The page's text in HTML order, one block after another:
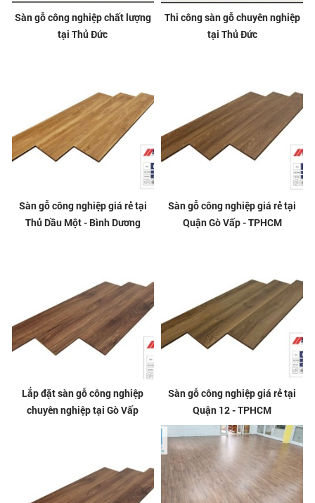
Sàn gỗ công nghiệp chất lượng
tại Thủ Đức
Thi công sàn gỗ chuyên nghiệp
tại Thủ Đức
Sàn gỗ công nghiệp giá rẻ tại
Thủ Dầu Một - Bình Dương
Sàn gỗ công nghiệp giá rẻ tại
Quận Gò Vấp - TPHCM
Lắp đặt sàn gỗ công nghiệp
chuyên nghiệp tại Gò Vấp
Sàn gỗ công nghiệp giá rẻ tại
Quận 12 - TPHCM